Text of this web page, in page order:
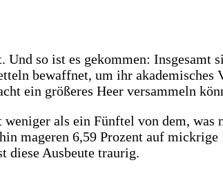
so ist es gekommen: Insgesamt
bewaffnet, um ihr akademisches
ein größeres Heer versammeln
als ein Fünftel von dem, was
mageren 6,59 Prozent auf mickrige
diese Ausbeute traurig.